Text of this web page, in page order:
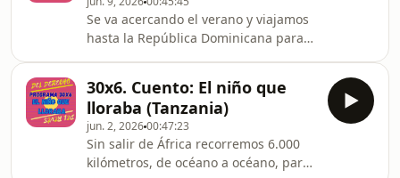
Se va acercando el verano y viajamos
hasta la República Dominicana para
llamada Noemi que no le hace mucho
caso a su abuela.Seguimos con el
sorteo. ANIMAOS A PARTICIPAR.Y
parece que ha comenzado una lucha
de adivinanzas entre el Profesor Klaus
30x6. Cuento: El niño que
lloraba (Tanzania)
jun. 2, 202600:47:23
Sin salir de África recorremos 6.000
kilómetros, de océano a océano, para